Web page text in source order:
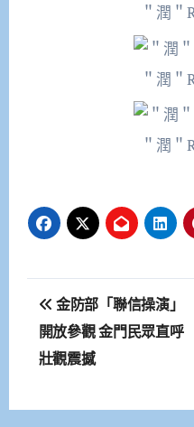
＂潤＂
＂潤＂
＂潤＂
文
章
導
覽
金防部「聯信操演」
開放參觀 金門民眾直呼
壯觀震撼